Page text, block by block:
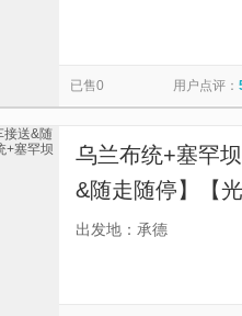
已售0 用户点评：
乌兰布统+塞罕
&随走随停】【
+塞罕坝夏日打
出发地：承德